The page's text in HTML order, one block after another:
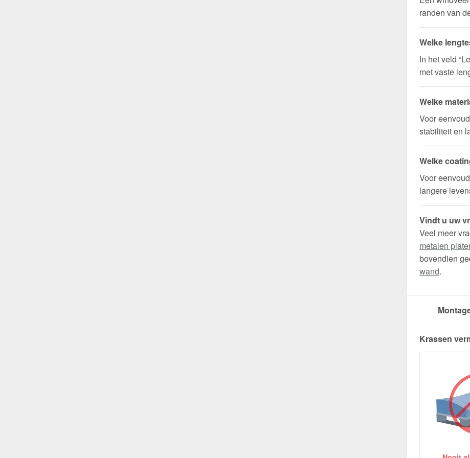
randen van
Welke
In het veld
met vaste
Welke
Voor
stabiliteit en
Welke
Voor
langere
Vindt u uw
Veel meer
metalen
bovendien
wand.
Krassen